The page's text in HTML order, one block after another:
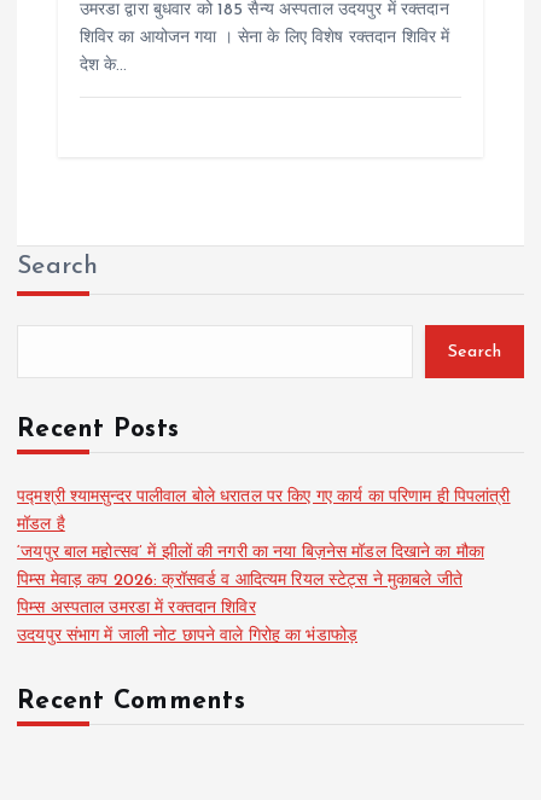
उमरडा द्वारा बुधवार को 185 सैन्य अस्पताल उदयपुर में रक्तदान
शिविर का आयोजन गया । सेना के लिए विशेष रक्तदान शिविर में
देश के…
Search
Search
Recent Posts
पद्मश्री श्यामसुन्दर पालीवाल बोले धरातल पर किए गए कार्य का परिणाम ही पिपलांत्री
मॉडल है
‘जयपुर बाल महोत्सव’ में झीलों की नगरी का नया बिज़नेस मॉडल दिखाने का मौका
पिम्स मेवाड़ कप 2026: क्रॉसवर्ड व आदित्यम रियल स्टेट्स ने मुकाबले जीते
पिम्स अस्पताल उमरडा में रक्तदान शिविर
उदयपुर संभाग में जाली नोट छापने वाले गिरोह का भंडाफोड़
Recent Comments